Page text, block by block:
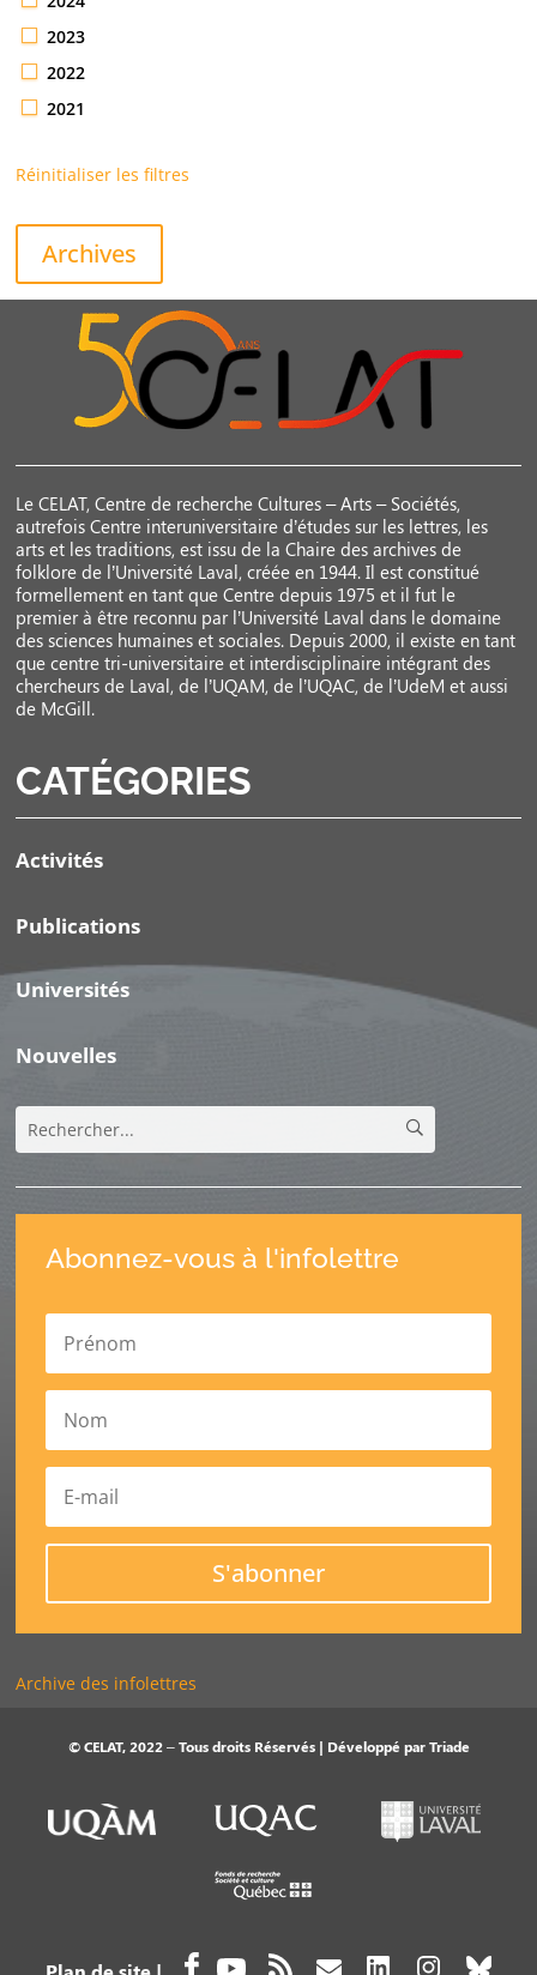
2023
2022
2021
Réinitialiser les filtres
Archives
Le CELAT, Centre de recherche Cultures – Arts – Sociétés,
autrefois Centre interuniversitaire d’études sur les lettres, les
arts et les traditions, est issu de la Chaire des archives de
folklore de l’Université Laval, créée en 1944. Il est constitué
formellement en tant que Centre depuis 1975 et il fut le
premier à être reconnu par l’Université Laval dans le domaine
des sciences humaines et sociales. Depuis 2000, il existe en tant
que centre tri-universitaire et interdisciplinaire intégrant des
chercheurs de Laval, de l’UQAM, de l’UQAC, de l’UdeM et aussi
de McGill.
CATÉGORIES
Activités
Publications
Universités
Nouvelles
Abonnez-vous à l'infolettre
S'abonner
Archive des infolettres
© CELAT, 2022 – Tous droits Réservés | Développé parTriade